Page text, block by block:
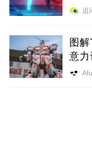
追
图
意力